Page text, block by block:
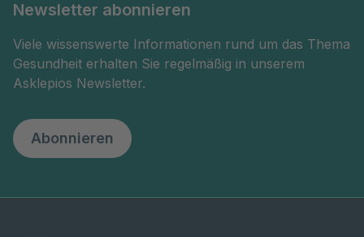
Newsletter abonnieren
Viele wissenswerte Informationen rund um das Thema
Gesundheit erhalten Sie regelmäßig in unserem
Asklepios Newsletter.
Abonnieren